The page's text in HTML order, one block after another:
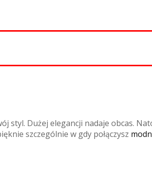
Dużej elegancji nadaje obcas.
szczególnie w gdy połączysz